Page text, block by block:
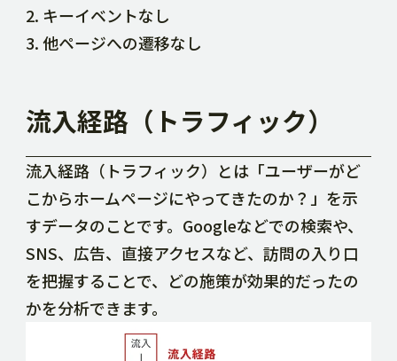
2. キーイベントなし
3. 他ページへの遷移なし
流入経路（トラフィック）
流入経路（トラフィック）とは「ユーザーがど
こからホームページにやってきたのか？」を示
すデータのことです。Googleなどでの検索や、
SNS、広告、直接アクセスなど、訪問の入り口
を把握することで、どの施策が効果的だったの
かを分析できます。